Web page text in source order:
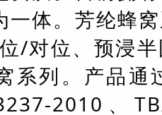
一体。芳纶蜂
/对位、预浸
系列。产品通
2010、